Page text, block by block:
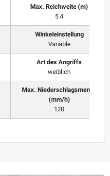
Max. Reichweite (m)
5.4
Winkeleinstellung
Variable
Art des Angriffs
weiblich
Max. Niederschlagsmenge
(mm/h)
120